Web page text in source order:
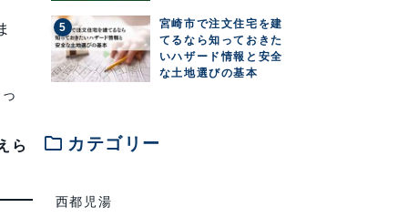
ら
宮崎市で注文住宅を建
てるなら知っておきた
いハザード情報と安全
な土地選びの基本
folder カテゴリー
西都児湯